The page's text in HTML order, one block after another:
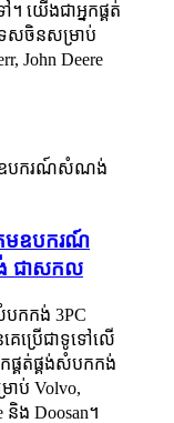
យើងជាអ្នកផ្គត់
េសចិនសម្រាប់
John Deere
ែមឧបករណ៍
ជាសកល
កកង់ 3PC
ប្រើជាទូទៅលើ
ផ្គត់ផ្គង់សំបកកង់
ាប់ Volvo,
និង Doosan។